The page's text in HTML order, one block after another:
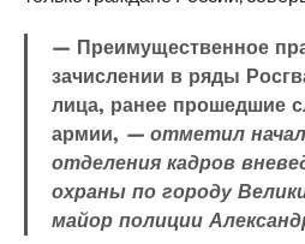
— Преимущественное
зачислении в ряды
лица, ранее прошедшие
армии, — отметил
отделения кадров
охраны по городу
майор полиции